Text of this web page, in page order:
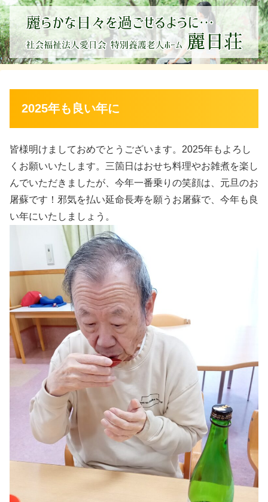
2025年も良い年に
皆様明けましておめでとうございます。2025年もよろし
くお願いいたします。三箇日はおせち料理やお雑煮を楽し
んでいただきましたが、今年一番乗りの笑顔は、元旦のお
屠蘇です！邪気を払い延命長寿を願うお屠蘇で、今年も良
い年にいたしましょう。